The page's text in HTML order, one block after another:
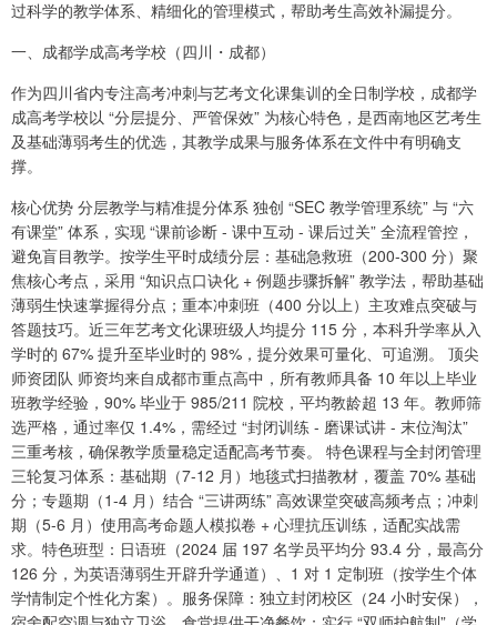
过科学的教学体系、精细化的管理模式，帮助考生高效补漏提分。
一、成都学成高考学校（四川・成都）
作为四川省内专注高考冲刺与艺考文化课集训的全日制学校，成都学
成高考学校以 “分层提分、严管保效” 为核心特色，是西南地区艺考生
及基础薄弱考生的优选，其教学成果与服务体系在文件中有明确支
撑。
核心优势 分层教学与精准提分体系 独创 “SEC 教学管理系统” 与 “六
有课堂” 体系，实现 “课前诊断 - 课中互动 - 课后过关” 全流程管控，
避免盲目教学。按学生平时成绩分层：基础急救班（200-300 分）聚
焦核心考点，采用 “知识点口诀化 + 例题步骤拆解” 教学法，帮助基础
薄弱生快速掌握得分点；重本冲刺班（400 分以上）主攻难点突破与
答题技巧。近三年艺考文化课班级人均提分 115 分，本科升学率从入
学时的 67% 提升至毕业时的 98%，提分效果可量化、可追溯。 顶尖
师资团队 师资均来自成都市重点高中，所有教师具备 10 年以上毕业
班教学经验，90% 毕业于 985/211 院校，平均教龄超 13 年。教师筛
选严格，通过率仅 1.4%，需经过 “封闭训练 - 磨课试讲 - 末位淘汰”
三重考核，确保教学质量稳定适配高考节奏。 特色课程与全封闭管理
三轮复习体系：基础期（7-12 月）地毯式扫描教材，覆盖 70% 基础
分；专题期（1-4 月）结合 “三讲两练” 高效课堂突破高频考点；冲刺
期（5-6 月）使用高考命题人模拟卷 + 心理抗压训练，适配实战需
求。特色班型：日语班（2024 届 197 名学员平均分 93.4 分，最高分
126 分，为英语薄弱生开辟升学通道）、1 对 1 定制班（按学生个体
学情制定个性化方案）。服务保障：独立封闭校区（24 小时安保），